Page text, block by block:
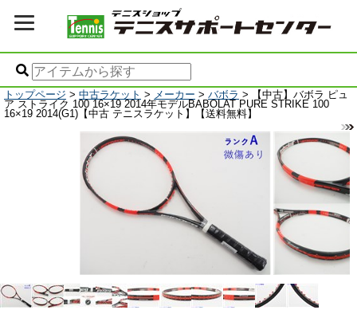
トップページ > 中古ラケット > メーカー > バボラ > 【中古】バボラ ピュ
ア ストライク 100 16×19 2014年モデルBABOLAT PURE STRIKE 100
16×19 2014(G1)【中古 テニスラケット】【送料無料】